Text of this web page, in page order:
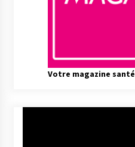
Votre magazine santé